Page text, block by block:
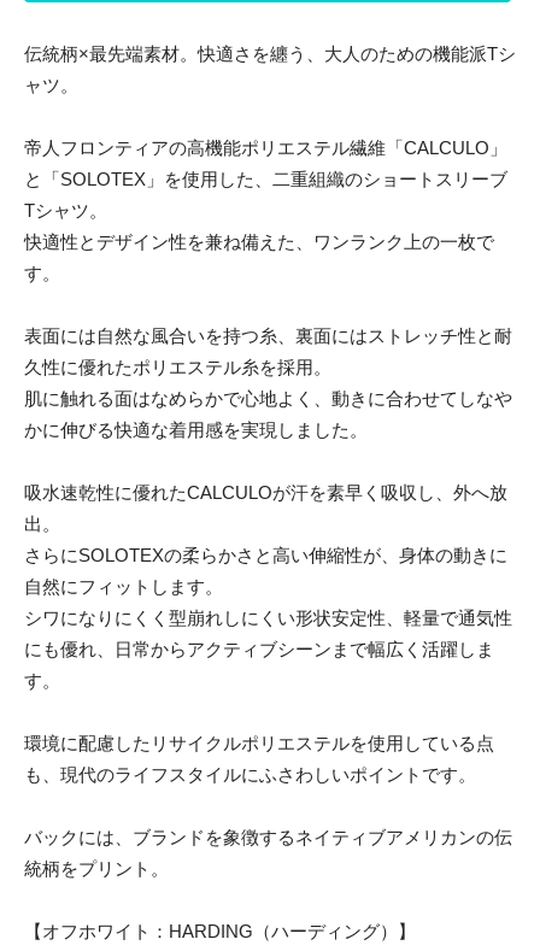
伝統柄×最先端素材。快適さを纏う、大人のための機能派Tシ
ャツ。
帝人フロンティアの高機能ポリエステル繊維「CALCULO」
と「SOLOTEX」を使用した、二重組織のショートスリーブ
Tシャツ。
快適性とデザイン性を兼ね備えた、ワンランク上の一枚で
す。
表面には自然な風合いを持つ糸、裏面にはストレッチ性と耐
久性に優れたポリエステル糸を採用。
肌に触れる面はなめらかで心地よく、動きに合わせてしなや
かに伸びる快適な着用感を実現しました。
吸水速乾性に優れたCALCULOが汗を素早く吸収し、外へ放
出。
さらにSOLOTEXの柔らかさと高い伸縮性が、身体の動きに
自然にフィットします。
シワになりにくく型崩れしにくい形状安定性、軽量で通気性
にも優れ、日常からアクティブシーンまで幅広く活躍しま
す。
環境に配慮したリサイクルポリエステルを使用している点
も、現代のライフスタイルにふさわしいポイントです。
バックには、ブランドを象徴するネイティブアメリカンの伝
統柄をプリント。
【オフホワイト：HARDING（ハーディング）】